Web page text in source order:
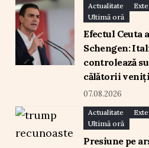
Actualitate
Ultimă oră
Efectul Ceuta
Schengen:
controlează
călătorii
07.08.2026
Actualitate
Ultimă oră
Presiune pe